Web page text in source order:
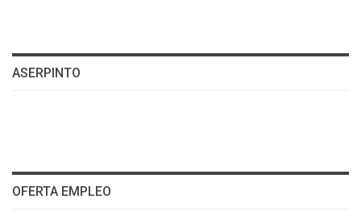
ASERPINTO
OFERTA EMPLEO